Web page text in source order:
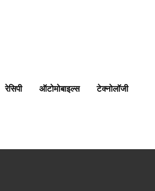
रेसिपी ऑटोमोबाइल्स टेक्नोलॉजी